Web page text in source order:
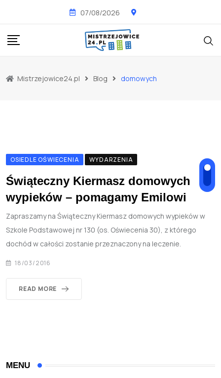
content
07/08/2026
Mistrzejowice24.pl Blog domowych
OSIEDLE OŚWIECENIA WYDARZENIA
Świąteczny Kiermasz domowych
wypieków – pomagamy Emilowi
Zapraszamy na Świąteczny Kiermasz domowych wypieków w
Szkole Podstawowej nr 130 (os. Oświecenia 30), z którego
dochód w całości zostanie przeznaczony na leczenie.
18/03/2016
READ MORE
MENU